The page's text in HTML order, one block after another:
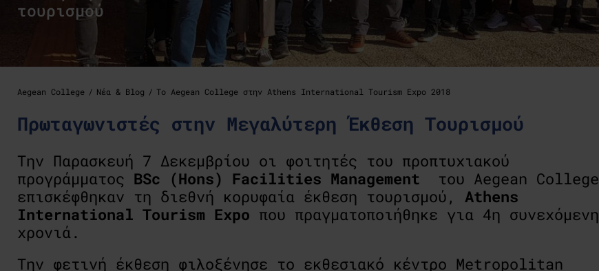
τουρισμού
Aegean College Νέα & Blog Το Aegean College στην Athens International Tourism Expo 2018
Πρωταγωνιστές στην Μεγαλύτερη Έκθεση Τουρισμού
Την Παρασκευή 7 Δεκεμβρίου οι φοιτητές του προπτυχιακού
προγράμματος BSc (Hons) Facilities Management
του Aegean College
επισκέφθηκαν τη διεθνή κορυφαία έκθεση τουρισμού, Athens
International Tourism Expo που πραγματοποιήθηκε για 4η συνεχόμενη
χρονιά.
Την φετινή έκθεση φιλοξένησε το εκθεσιακό κέντρο Metropolitan